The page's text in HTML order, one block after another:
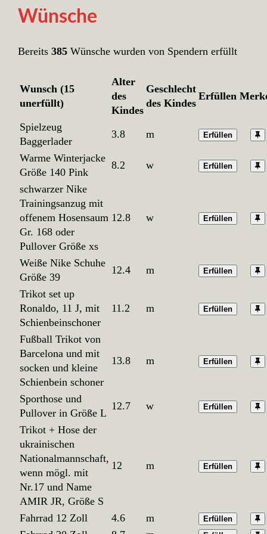
Wünsche
Bereits 385Wünsche wurden von Spendern erfüllt
Wunsch (15
unerfüllt)
Alter
des
Kindes
Geschlecht
des Kindes
Erfüllen
Spielzeug
Baggerlader
3.8 m Erfüllen
Warme Winterjacke
Größe 140 Pink
8.2 w Erfüllen
schwarzer Nike
Trainingsanzug mit
offenem Hosensaum
Gr. 168 oder
Pullover Größe xs
12.8 w Erfüllen
Weiße Nike Schuhe
Größe 39
12.4 m Erfüllen
Trikot set up
Ronaldo, 11 J, mit
Schienbeinschoner
11.2 m Erfüllen
Fußball Trikot von
Barcelona und mit
socken und kleine
Schienbein schoner
13.8 m Erfüllen
Sporthose und
Pullover in Größe L
12.7 w Erfüllen
Trikot + Hose der
ukrainischen
Nationalmannschaft,
wenn mögl. mit
Nr.17 und Name
AMIR JR, Größe S
12 m Erfüllen
Fahrrad 12 Zoll 4.6 m Erfüllen